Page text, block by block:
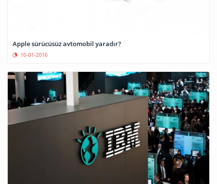
Apple sürücüsüz avtomobil yaradır?
10-01-2016